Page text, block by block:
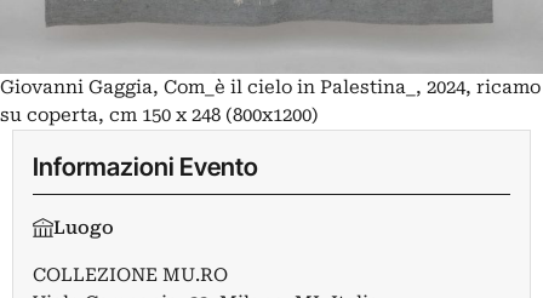
Giovanni Gaggia, Com_è il cielo in Palestina_, 2024, ricamo
su coperta, cm 150 x 248 (800x1200)
Informazioni Evento
Luogo
COLLEZIONE MU.RO